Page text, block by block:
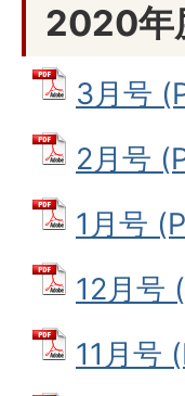
2020年
3月号
2月号
1月号
12月号
11月号